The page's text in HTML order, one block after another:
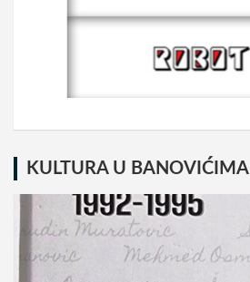
KULTURA U BANOVIĆIMA